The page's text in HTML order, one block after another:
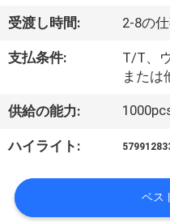
つ
い
工
旅
受渡し時間: 2-8の
支払条件:
T/T、
または
供給の能力:
ハイライト:
ベス